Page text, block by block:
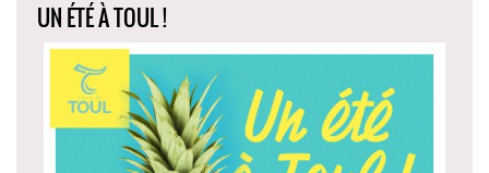
UN ÉTÉ À TOUL !